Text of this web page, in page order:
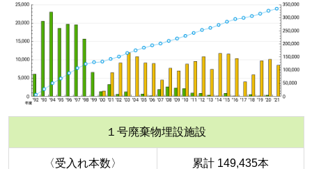
１号廃棄物埋設施設
〈受入れ本数〉 累計 149,435本